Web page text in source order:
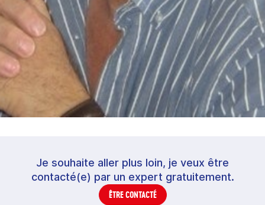
Je souhaite aller plus loin, je veux être
contacté(e) par un expert gratuitement.
ÊTRE CONTACTÉ